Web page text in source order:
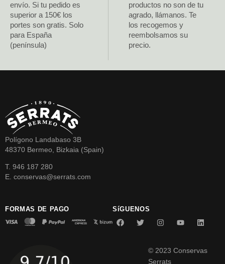
envío. Si tu pedido es
superior a 150€ los
portes son gratis. Solo
para España
(península)
productos no son de tu
agrado, llámanos. Te
los recogemos y
reembolsamos su
precio.
Polígono Landabaso 3B
48370 Bermeo, Bizkaia (Spain)
T. 946 187 280
E. conservas@serrats.com
FORMAS DE PAGO SíGUENOS
© 2023 Conservas
Serrats